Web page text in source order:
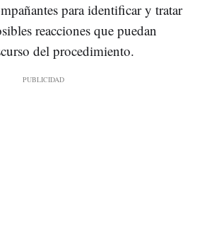
para identificar y tratar
reacciones que puedan
del procedimiento.